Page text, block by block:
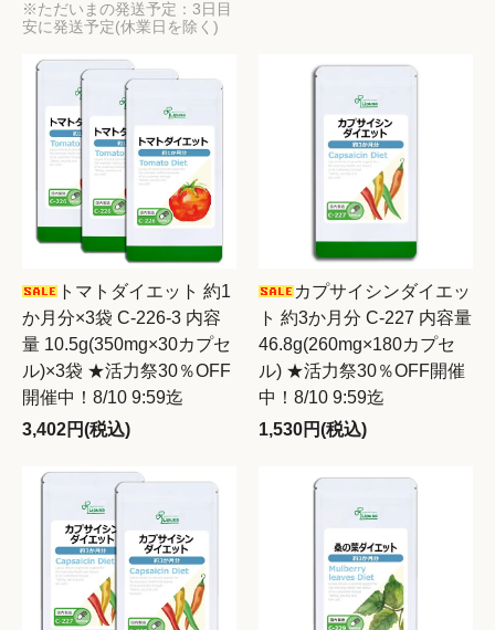
※ただいまの発送予定：3日目
安に発送予定(休業日を除く)
トマトダイエット 約1
か月分×3袋 C-226-3 内容
量 10.5g(350mg×30カプセ
ル)×3袋 ★活力祭30％OFF
開催中！8/10 9:59迄
3,402円(税込)
カプサイシンダイエッ
ト 約3か月分 C-227 内容量
46.8g(260mg×180カプセ
ル) ★活力祭30％OFF開催
中！8/10 9:59迄
1,530円(税込)